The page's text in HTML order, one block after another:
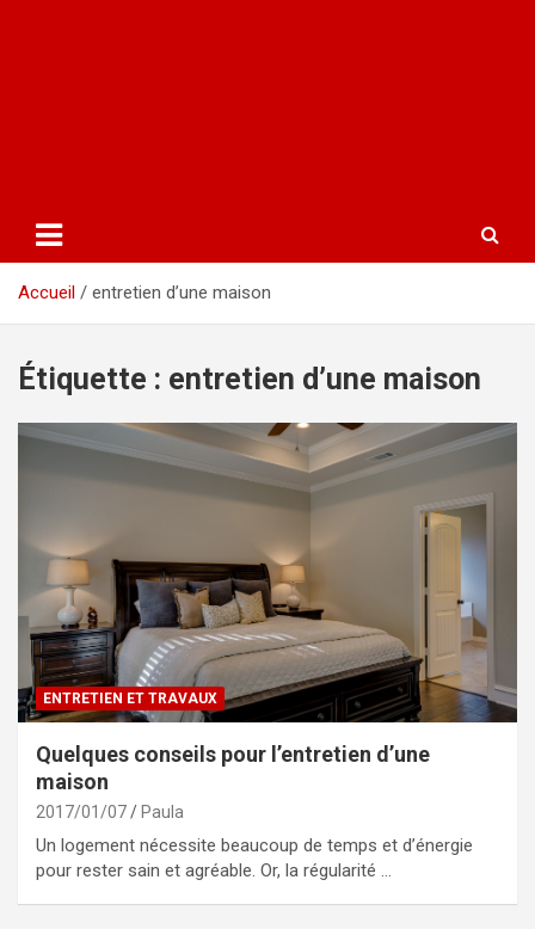
Accueil entretien d’une maison
Étiquette : entretien d’une maison
ENTRETIEN ET TRAVAUX
Quelques conseils pour l’entretien d’une
maison
2017/01/07 Paula
Un logement nécessite beaucoup de temps et d’énergie
pour rester sain et agréable. Or, la régularité …